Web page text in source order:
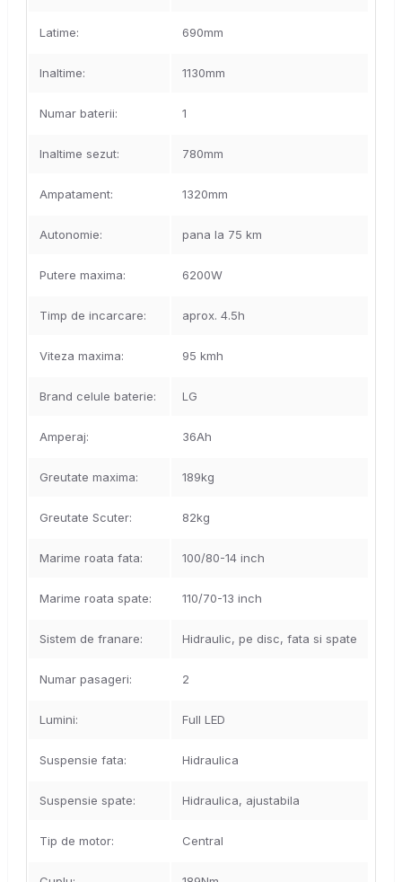
Latime: 690mm
Inaltime: 1130mm
Numar baterii: 1
Inaltime sezut: 780mm
Ampatament: 1320mm
Autonomie: pana la 75 km
Putere maxima: 6200W
Timp de incarcare: aprox. 4.5h
Viteza maxima: 95 kmh
Brand celule baterie: LG
Amperaj: 36Ah
Greutate maxima: 189kg
Greutate Scuter: 82kg
Marime roata fata: 100/80-14 inch
Marime roata spate: 110/70-13 inch
Sistem de franare: Hidraulic, pe disc, fata si spate
Numar pasageri: 2
Lumini: Full LED
Suspensie fata: Hidraulica
Suspensie spate: Hidraulica, ajustabila
Tip de motor: Central